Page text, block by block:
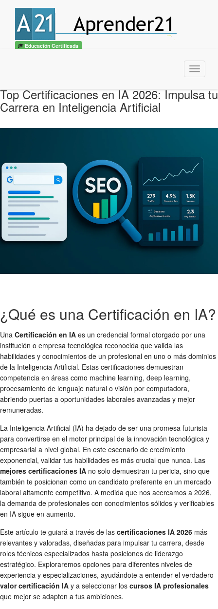
Educación Certificada
Menu
Top Certificaciones en IA 2026: Impulsa tu
Carrera en Inteligencia Artificial
¿Qué es una Certificación en IA?
Una Certificación en IA es un credencial formal otorgado por una
institución o empresa tecnológica reconocida que valida las
habilidades y conocimientos de un profesional en uno o más dominios
de la Inteligencia Artificial. Estas certificaciones demuestran
competencia en áreas como machine learning, deep learning,
procesamiento de lenguaje natural o visión por computadora,
abriendo puertas a oportunidades laborales avanzadas y mejor
remuneradas.
La Inteligencia Artificial (IA) ha dejado de ser una promesa futurista
para convertirse en el motor principal de la innovación tecnológica y
empresarial a nivel global. En este escenario de crecimiento
exponencial, validar tus habilidades es más crucial que nunca. Las
mejores certificaciones IA no solo demuestran tu pericia, sino que
también te posicionan como un candidato preferente en un mercado
laboral altamente competitivo. A medida que nos acercamos a 2026,
la demanda de profesionales con conocimientos sólidos y verificables
en IA sigue en aumento.
Este artículo te guiará a través de las certificaciones IA 2026 más
relevantes y valoradas, diseñadas para impulsar tu carrera, desde
roles técnicos especializados hasta posiciones de liderazgo
estratégico. Exploraremos opciones para diferentes niveles de
experiencia y especializaciones, ayudándote a entender el verdadero
valor certificación IA y a seleccionar los cursos IA profesionales
que mejor se adapten a tus ambiciones.